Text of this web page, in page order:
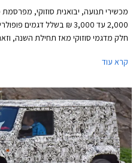
מכשירי תנועה, יבואנית סוזוקי,
2,000 עד 3,000 ₪ בשלל
חלק מדגמי סוזוקי מאז תחילת השנה,
קרא עוד